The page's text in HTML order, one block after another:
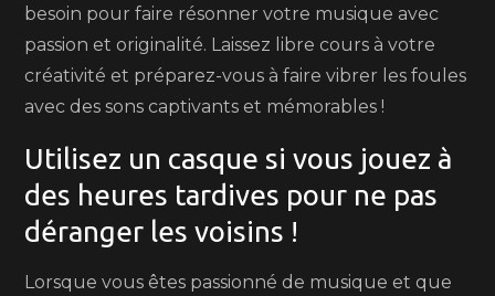
besoin pour faire résonner votre musique avec
passion et originalité. Laissez libre cours à votre
créativité et préparez-vous à faire vibrer les foules
avec des sons captivants et mémorables !
Utilisez un casque si vous jouez à
des heures tardives pour ne pas
déranger les voisins !
Lorsque vous êtes passionné de musique et que